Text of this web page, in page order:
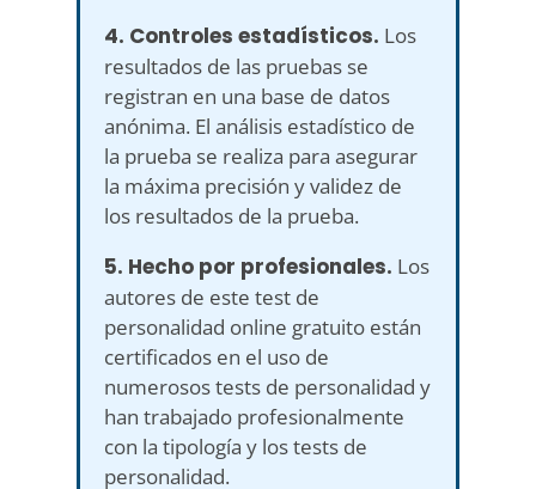
4. Controles estadísticos. Los
resultados de las pruebas se
registran en una base de datos
anónima. El análisis estadístico de
la prueba se realiza para asegurar
la máxima precisión y validez de
los resultados de la prueba.
5. Hecho por profesionales. Los
autores de este test de
personalidad online gratuito están
certificados en el uso de
numerosos tests de personalidad y
han trabajado profesionalmente
con la tipología y los tests de
personalidad.